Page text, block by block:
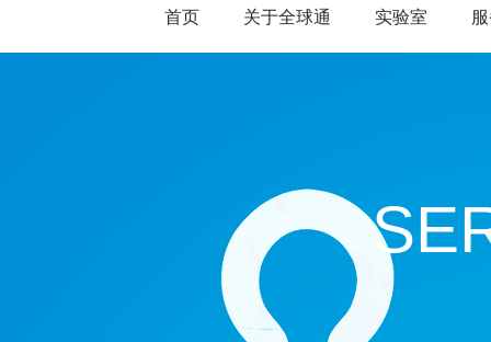
首页 关于全球通 实验室